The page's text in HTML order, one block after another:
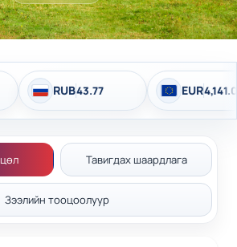
branches and agents.
RUB43.77 EUR4,141.04
Тавигдах шаардлага
Зээлийн тооцоолуур